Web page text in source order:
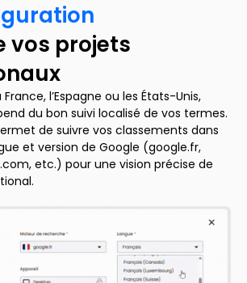
vos projets
l’Espagne ou les États-Unis,
du bon suivi localisé de vos termes.
de suivre vos classements dans
et version de Google (google.fr,
etc.) pour une vision précise de